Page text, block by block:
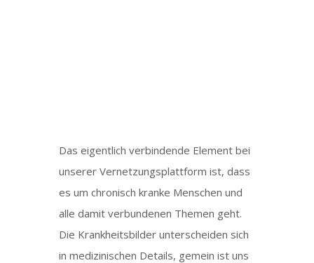
Das eigentlich verbindende Element bei
unserer Vernetzungsplattform ist, dass
es um chronisch kranke Menschen und
alle damit verbundenen Themen geht.
Die Krankheitsbilder unterscheiden sich
in medizinischen Details, gemein ist uns